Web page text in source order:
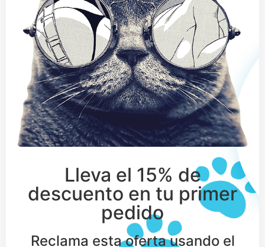
Lleva el 15% de
descuento en tu primer
pedido
Reclama esta oferta usando el